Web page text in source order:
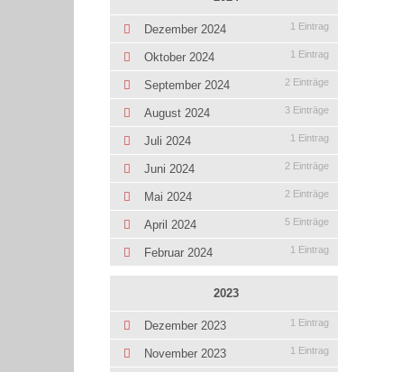
Dezember 2024 1 Eintrag
Oktober 2024 1 Eintrag
September 2024 2 Einträge
August 2024 3 Einträge
Juli 2024 1 Eintrag
Juni 2024 2 Einträge
Mai 2024 2 Einträge
April 2024 5 Einträge
Februar 2024 1 Eintrag
2023
Dezember 2023 1 Eintrag
November 2023 1 Eintrag